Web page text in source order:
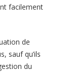
facilement
de
sauf qu’ils
du